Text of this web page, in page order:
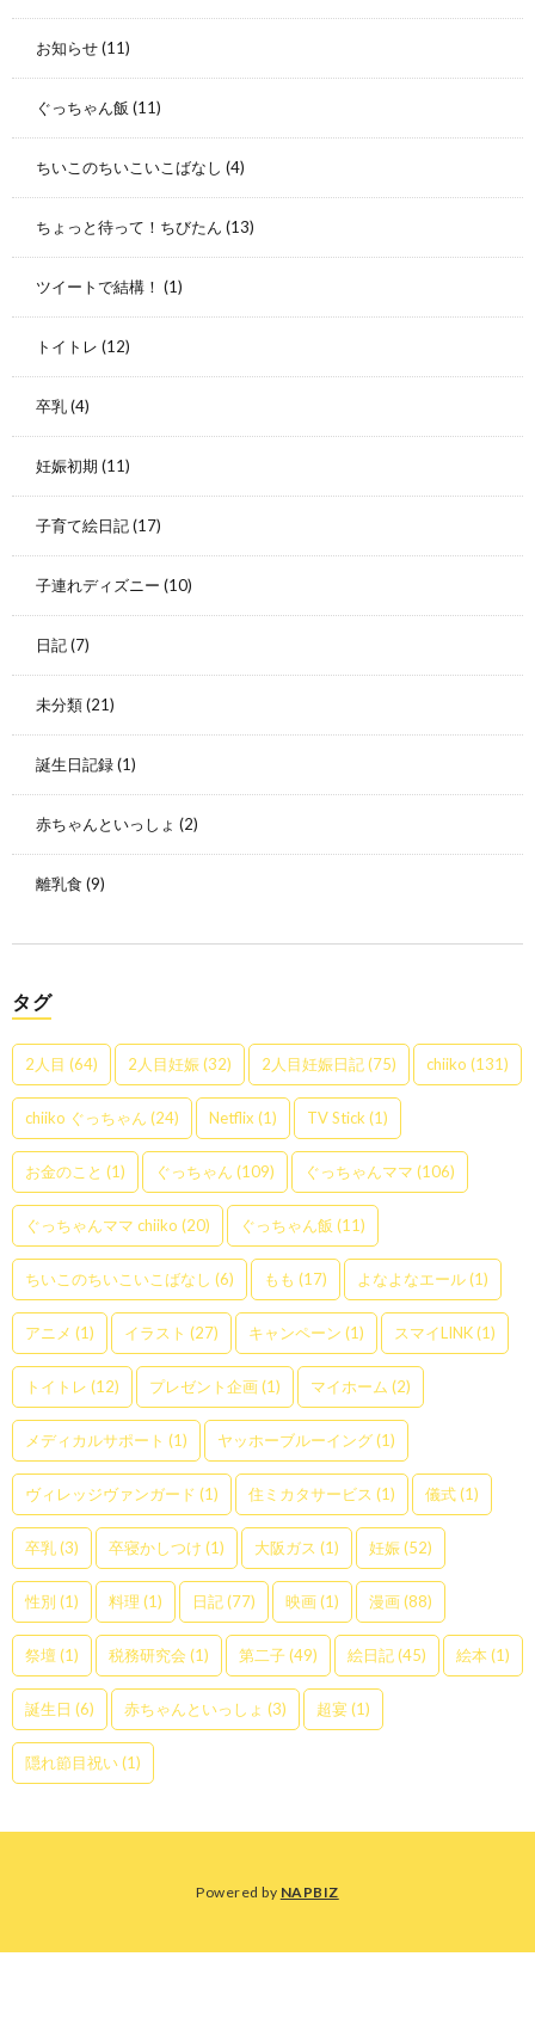
お知らせ(11)
ぐっちゃん飯 (11)
ちいこのちいこいこばなし (4)
ちょっと待って！ちびたん (13)
ツイートで結構！ (1)
トイトレ (12)
卒乳(4)
妊娠初期 (11)
子育て絵日記(17)
子連れディズニー (10)
日記(7)
未分類(21)
誕生日記録(1)
赤ちゃんといっしょ (2)
離乳食 (9)
タグ
2人目 (64) 2人目妊娠(32) 2人目妊娠日記(75) chiiko (131)
chiiko ぐっちゃん (24) Netflix (1) TV Stick(1)
お金のこと (1) ぐっちゃん (109) ぐっちゃんママ (106)
ぐっちゃんママ chiiko (20) ぐっちゃん飯 (11)
ちいこのちいこいこばなし (6) もも (17) よなよなエール(1)
アニメ (1) イラスト (27) キャンペーン (1) スマイLINK(1)
トイトレ (12) プレゼント企画(1) マイホーム (2)
メディカルサポート (1) ヤッホーブルーイング(1)
ヴィレッジヴァンガード (1) 住ミカタサービス (1) 儀式(1)
卒乳(3) 卒寝かしつけ (1) 大阪ガス (1) 妊娠(52)
性別 (1) 料理 (1) 日記(77) 映画(1) 漫画(88)
祭壇 (1) 税務研究会 (1) 第二子(49) 絵日記(45) 絵本(1)
誕生日 (6) 赤ちゃんといっしょ (3) 超宴(1)
隠れ節目祝い(1)
Powered by NAPBIZ